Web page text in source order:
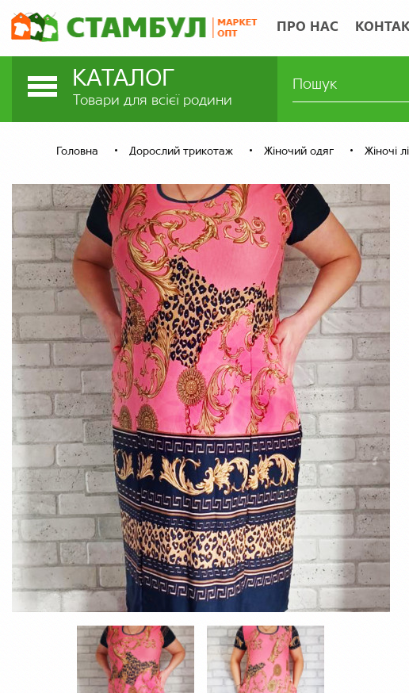
ПРО НАС
КАТАЛОГ
Товари для всієї родини
Головна Дорослий трикотаж Жіночий одяг Жіночі